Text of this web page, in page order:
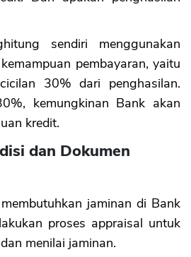
sendiri menggunakan
pembayaran, yaitu
30% dari penghasilan.
kemungkinan Bank akan
kredit.
dan Dokumen
jaminan di Bank
proses appraisal untuk
menilai jaminan.